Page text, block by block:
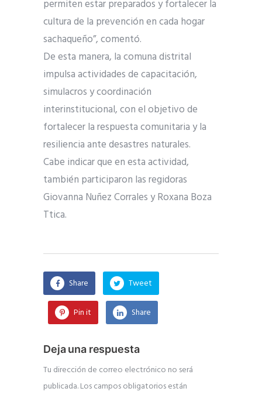
permiten estar preparados y fortalecer la
cultura de la prevención en cada hogar
sachaqueño”, comentó.
De esta manera, la comuna distrital
impulsa actividades de capacitación,
simulacros y coordinación
interinstitucional, con el objetivo de
fortalecer la respuesta comunitaria y la
resiliencia ante desastres naturales.
Cabe indicar que en esta actividad,
también participaron las regidoras
Giovanna Nuñez Corrales y Roxana Boza
Ttica.
Share Tweet
Pin it Share
Deja una respuesta
Tu dirección de correo electrónico no será
publicada.Los campos obligatorios están